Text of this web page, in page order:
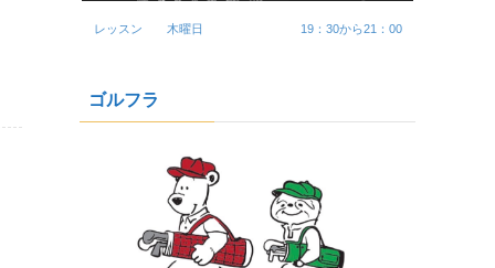
レッスン 木曜日 19：30から21：00
ゴルフラ